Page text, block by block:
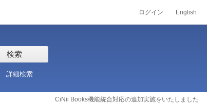
ログイン English
検索
詳細検索
CiNii Books機能統合対応の追加実施をいたしました